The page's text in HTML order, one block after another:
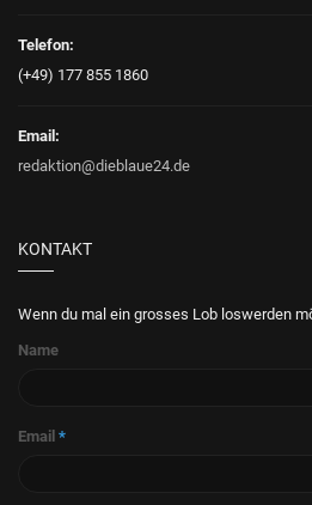
Telefon:
(+49) 177 855 1860
Email:
redaktion@dieblaue24.de
KONTAKT
Wenn du mal ein grosses Lob loswerden
Name
Email *